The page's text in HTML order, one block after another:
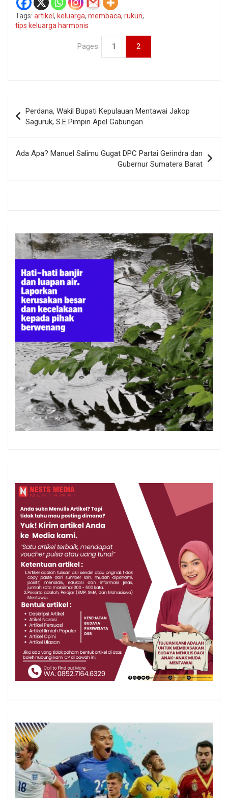
Tags: artikel , keluarga, membaca, rukun,
tips keluarga harmonis
Pages: 1 2
pos
Perdana, Wakil Bupati Kepulauan Mentawai Jakop
Saguruk, S.E Pimpin Apel Gabungan
Ada Apa? Manuel Salimu Gugat DPC Partai Gerindra dan
Gubernur Sumatera Barat